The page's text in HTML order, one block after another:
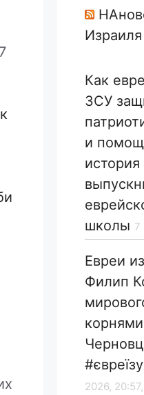
7
Как
ЗСУ
и
школы 7
Евреи
Филип
2026, 20:57,